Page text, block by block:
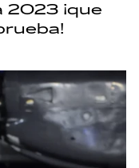
2023 ¡que